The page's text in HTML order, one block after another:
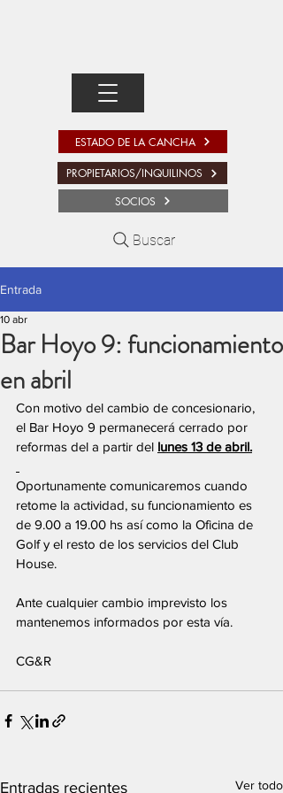
SOCIOS
ESTADO DE LA CANCHA
PROPIETARIOS/INQUILINOS
Buscar
Entrada
Bar Hoyo 9: funcionamiento
en abril
10 abr
Con motivo del cambio de concesionario,
el Bar Hoyo 9 permanecerá cerrado por
reformas del a partir del lunes 13 de abril.
Oportunamente comunicaremos cuando
retome la actividad, su funcionamiento es
de 9.00 a 19.00 hs así como la Oficina de
Golf y el resto de los servicios del Club
House.
Ante cualquier cambio imprevisto los
mantenemos informados por esta vía.
CG&R
Entradas recientes Ver todo